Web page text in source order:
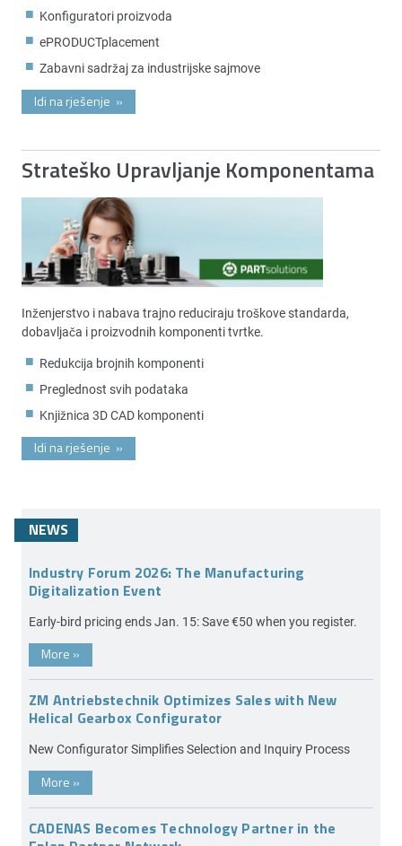
Konfiguratori proizvoda
ePRODUCTplacement
Zabavni sadržaj za industrijske sajmove
Idi na rješenje »
Strateško Upravljanje Komponentama
Inženjerstvo i nabava trajno reduciraju troškove standarda,
dobavljača i proizvodnih komponenti tvrtke.
Redukcija brojnih komponenti
Preglednost svih podataka
Knjižnica 3D CAD komponenti
Idi na rješenje »
NEWS
Industry Forum 2026: The Manufacturing
Digitalization Event
Early-bird pricing ends Jan. 15: Save €50 when you register.
More »
ZM Antriebstechnik Optimizes Sales with New
Helical Gearbox Configurator
New Configurator Simplifies Selection and Inquiry Process
More »
CADENAS Becomes Technology Partner in the